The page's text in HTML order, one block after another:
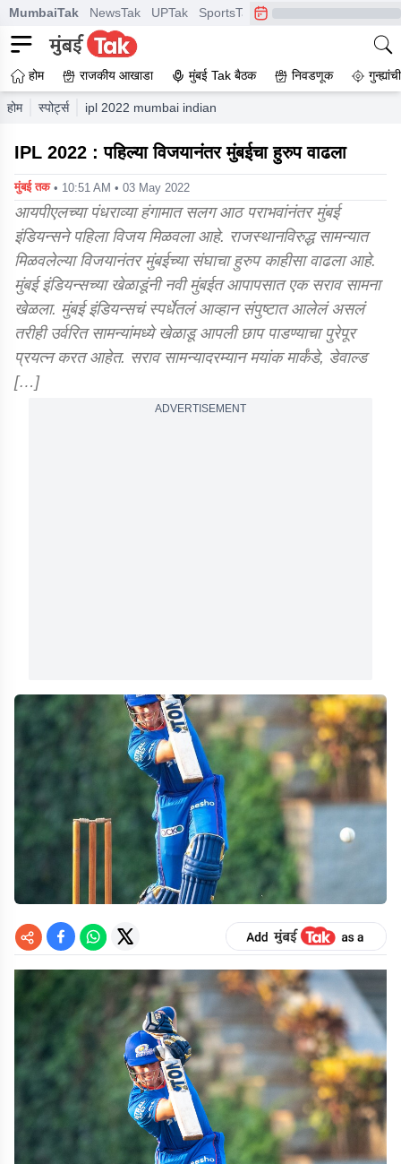
MumbaiTak NewsTak UPTak SportsTak CrimeTak
होम राजकीय आखाडा मुंबई Tak बैठक निवडणूक
होम स्पोर्ट्स ipl 2022 mumbai indian players practice hard in navi
IPL 2022 : पहिल्या विजयानंतर मुंबईचा हुरुप वाढला
मुंबई तक • 10:51 AM • 03 May 2022
आयपीएलच्या पंधराव्या हंगामात सलग आठ पराभवांनंतर मुंबई
इंडियन्सने पहिला विजय मिळवला आहे. राजस्थानविरुद्ध सामन्यात
मिळवलेल्या विजयानंतर मुंबईच्या संघाचा हुरुप काहीसा वाढला आहे.
मुंबई इंडियन्सच्या खेळाडूंनी नवी मुंबईत आपापसात एक सराव सामना
खेळला. मुंबई इंडियन्सचं स्पर्धेतलं आव्हान संपुष्टात आलेलं असलं
तरीही उर्वरित सामन्यांमध्ये खेळाडू आपली छाप पाडण्याचा पुरेपूर
प्रयत्न करत आहेत. सराव सामन्यादरम्यान मयांक मार्कंडे, डेवाल्ड
[…]
ADVERTISEMENT